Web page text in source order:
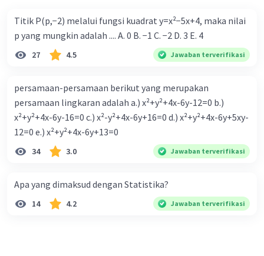
Titik P(p,−2) melalui fungsi kuadrat y=x²−5x+4, maka nilai
p yang mungkin adalah .... A. 0 B. −1 C. −2 D. 3 E. 4
27 4.5 Jawaban terverifikasi
persamaan-persamaan berikut yang merupakan
persamaan lingkaran adalah a.) x²+y²+4x-6y-12=0 b.)
x²+y²+4x-6y-16=0 c.) x²-y²+4x-6y+16=0 d.) x²+y²+4x-6y+5xy-
12=0 e.) x²+y²+4x-6y+13=0
34 3.0 Jawaban terverifikasi
Apa yang dimaksud dengan Statistika?
14 4.2 Jawaban terverifikasi